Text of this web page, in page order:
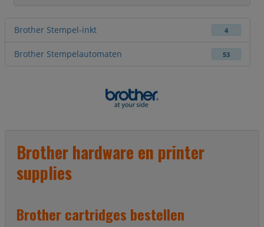
Brother Stempel-inkt 4
Brother Stempelautomaten 53
Brother hardware en printer
supplies
Brother cartridges bestellen